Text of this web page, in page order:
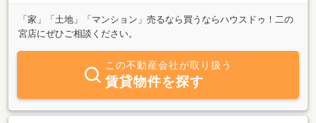
「家」「土地」「マンション」売るなら買うならハウスドゥ！二の
宮店にぜひご相談ください。
この不動産会社が取り扱う
賃貸物件を探す